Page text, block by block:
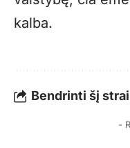
kalba.
Bendrinti šį
-